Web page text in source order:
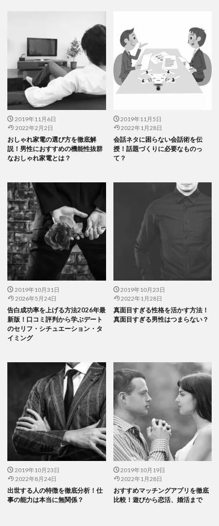
2019年11月6日
2022年2月2日
おしゃれ家電の選び方を徹底解
説！男性におすすめの機能性抜群
なおしゃれ家電とは？
2019年11月5日
2022年1月28日
会話ネタに困らない会話術を伝
授！話題づくりに必要なものっ
て？
2019年10月31日
2026年5月24日
告白成功率を上げる方法2026年最
新版！口コミ評判から学ぶデート
のセリフ・シチュエーション・タ
イミング
2019年10月23日
2022年1月28日
真面目すぎる性格を活かす方法！
真面目すぎる男性はつまらない？
2019年10月23日
2022年8月24日
出世する人の特徴を徹底分析！仕
事の能力は本当に無関係？
2019年10月19日
2022年1月28日
おすすめマッチングアプリを徹底
比較！遊びから恋活、婚活まで